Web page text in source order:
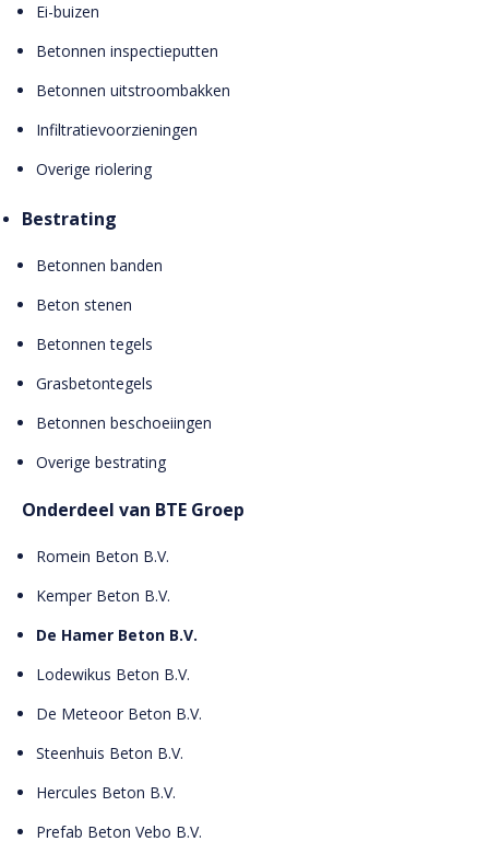
Ei-buizen
Betonnen inspectieputten
Betonnen uitstroombakken
Infiltratievoorzieningen
Overige riolering
Bestrating
Betonnen banden
Beton stenen
Betonnen tegels
Grasbetontegels
Betonnen beschoeiingen
Overige bestrating
Onderdeel van BTE Groep
Romein Beton B.V.
Kemper Beton B.V.
De Hamer Beton B.V.
Lodewikus Beton B.V.
De Meteoor Beton B.V.
Steenhuis Beton B.V.
Hercules Beton B.V.
Prefab Beton Vebo B.V.